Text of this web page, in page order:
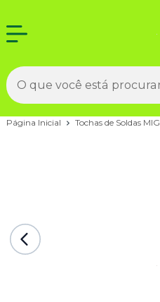
Página Inicial Tochas de Soldas MIG